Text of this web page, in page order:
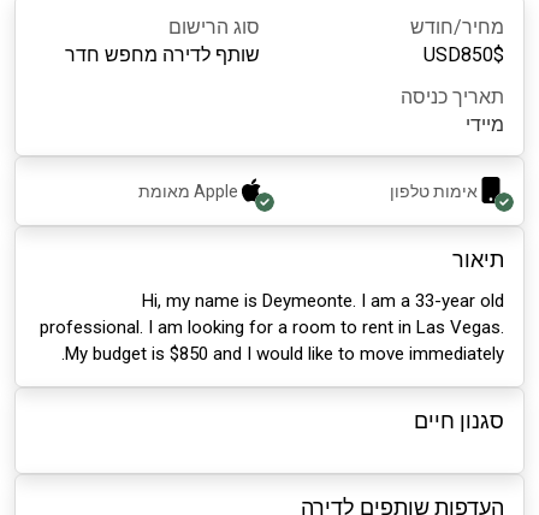
מחיר/חודש
$
850
USD
סוג הרישום
שותף לדירה מחפש חדר
תאריך כניסה
מיידי
אימות טלפון Apple מאומת
תיאור
Hi, my name is Deymeonte. I am a 33-year old
professional. I am looking for a room to rent in Las Vegas.
My budget is $850 and I would like to move immediately.
סגנון חיים
העדפות שותפים לדירה